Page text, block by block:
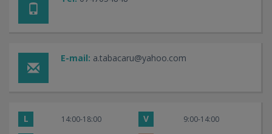
E-mail: a.tabacaru@yahoo.com
L 14:00-18:00 V 9:00-14:00